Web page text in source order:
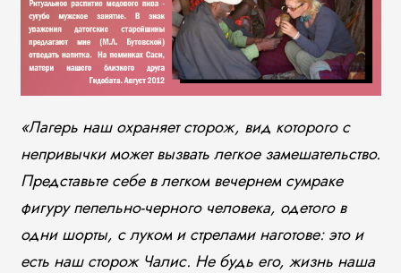
«Лагерь наш охраняет сторож, вид которого с
непривычки может вызвать легкое замешательство.
Представьте себе в легком вечернем сумраке
фигуру пепельно-черного человека, одетого в
одни шорты, с луком и стрелами наготове: это и
есть наш сторож Чалис. Не будь его, жизнь наша